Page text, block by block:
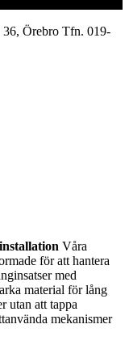
36, Örebro Tfn. 019-
Våra
för att hantera
med
material för lång
utan att tappa
mekanismer